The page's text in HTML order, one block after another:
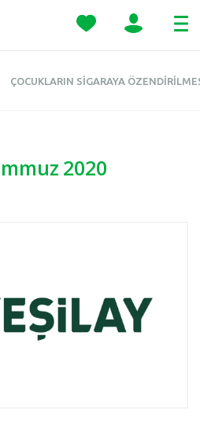
ÇOCUKLARIN SIGARAYA
2020